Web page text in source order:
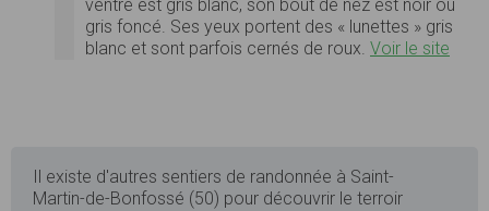
ventre est gris blanc, son bout de nez est noir ou
gris foncé. Ses yeux portent des « lunettes » gris
blanc et sont parfois cernés de roux. Voir le site
Il existe d'autres sentiers de randonnée à Saint-
Martin-de-Bonfossé (50) pour découvrir le terroir